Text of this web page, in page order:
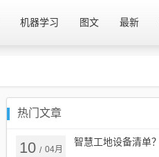
机器学习 图文 最新
热门文章
10 / 04月
智慧工地设备清单？